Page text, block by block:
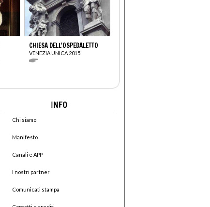
CHIESA DELL'OSPEDALETTO
VENEZIA UNICA 2015
INFO
Chi siamo
Manifesto
Canali e APP
I nostri partner
Comunicati stampa